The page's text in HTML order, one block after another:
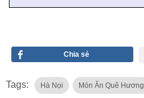
Chia sẻ
Tags: Hà Nọi Món Ăn Quê Hương